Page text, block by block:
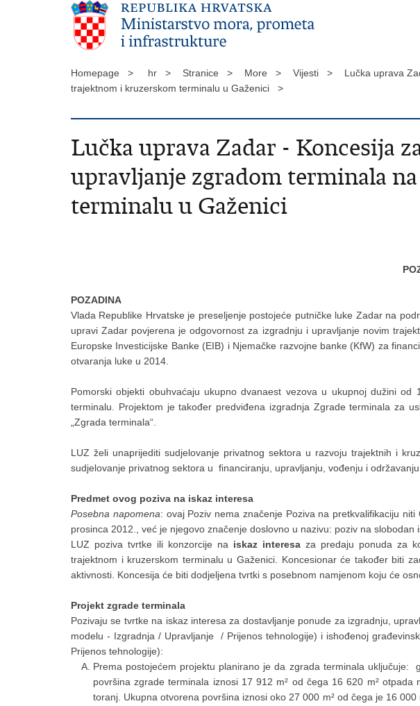
Homepage > hr > Stranice > More > Vijesti >
Lučka uprava
trajektnom i kruzerskom terminalu u Gaženici >
Lučka uprava Zadar - Koncesija
upravljanje zgradom terminala
terminalu u Gaženici
POZADINA
Vlada Republike Hrvatske je preseljenje postojeće putničke luke Zadar na
upravi Zadar povjerena je odgovornost za izgradnju i upravljanje novim
Europske Investicijske Banke (EIB) i Njemačke razvojne banke (KfW) za
otvaranja luke u 2014.
Pomorski objekti obuhvaćaju ukupno dvanaest vezova u ukupnoj dužini
terminalu. Projektom je također predviđena izgradnja Zgrade terminala za
„Zgrada terminala“.
LUZ želi unaprijediti sudjelovanje privatnog sektora u razvoju trajektnih i
sudjelovanje privatnog sektora u financiranju, upravljanju, vođenju i
Predmet ovog poziva na iskaz interesa
Posebna napomena: ovaj Poziv nema značenje Poziva na pretkvalifikaciju
prosinca 2012., već je njegovo značenje doslovno u nazivu: poziv na slobodan
LUZ poziva tvrtke ili konzorcije na iskaz interesa za predaju ponuda za
trajektnom i kruzerskom terminalu u Gaženici. Koncesionar će također biti
aktivnosti. Koncesija će biti dodjeljena tvrtki s posebnom namjenom koju će
Projekt zgrade terminala
Pozivaju se tvrtke na iskaz interesa za dostavljanje ponude za izgradnju,
modelu - Izgradnja / Upravljanje / Prijenos tehnologije) i ishođenoj
Prijenos tehnologije):
Prema postojećem projektu planirano je da zgrada terminala
površina zgrade terminala iznosi 17 912 m² od čega 16 620 m²
toranj. Ukupna otvorena površina iznosi oko 27 000 m² od čega je 16